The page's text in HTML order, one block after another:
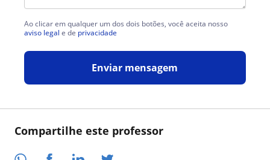
Compartilhe este professor
Ao clicar em qualquer um dos dois botões, você aceita nosso
aviso legal e de privacidade
Enviar mensagem